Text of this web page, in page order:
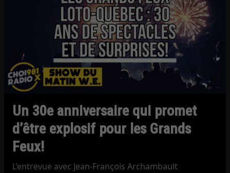
Un 30e anniversaire qui promet
d’être explosif pour les Grands
Feux!
L’entrevue avec Jean-François Archambault